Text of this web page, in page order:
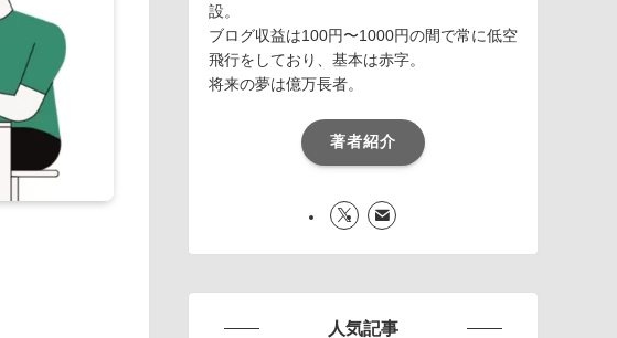
設。
ブログ収益は100円〜1000円の間で常に低空
飛行をしており、基本は赤字。
将来の夢は億万長者。
著者紹介
人気記事